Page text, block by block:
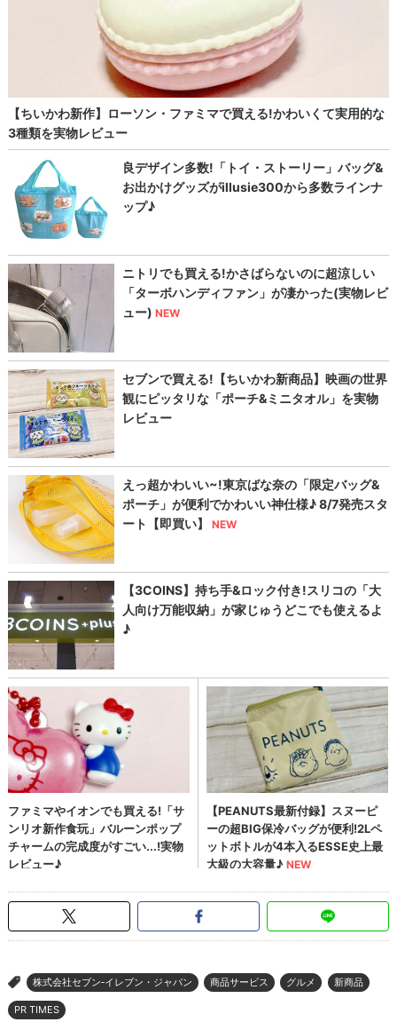
> 株式会社セブン‐イレブン・ジャパン 商品サービス グルメ 新商品
PR TIMES